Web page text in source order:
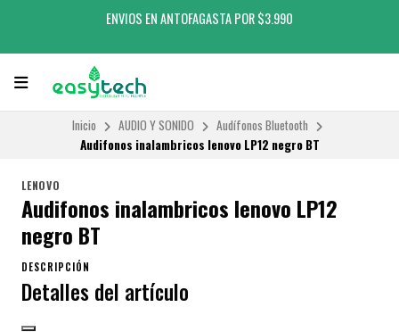
ENVIOS EN ANTOFAGASTA POR $3.990
Inicio AUDIO Y SONIDO
Audífonos Bluetooth
Audifonos inalambricos lenovo LP12 negro BT
LENOVO
Audifonos inalambricos lenovo LP12
negro BT
DESCRIPCIÓN
Detalles del artículo